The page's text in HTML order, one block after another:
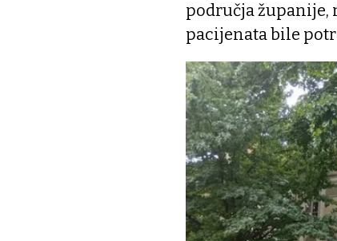
područja županije,
pacijenata bile